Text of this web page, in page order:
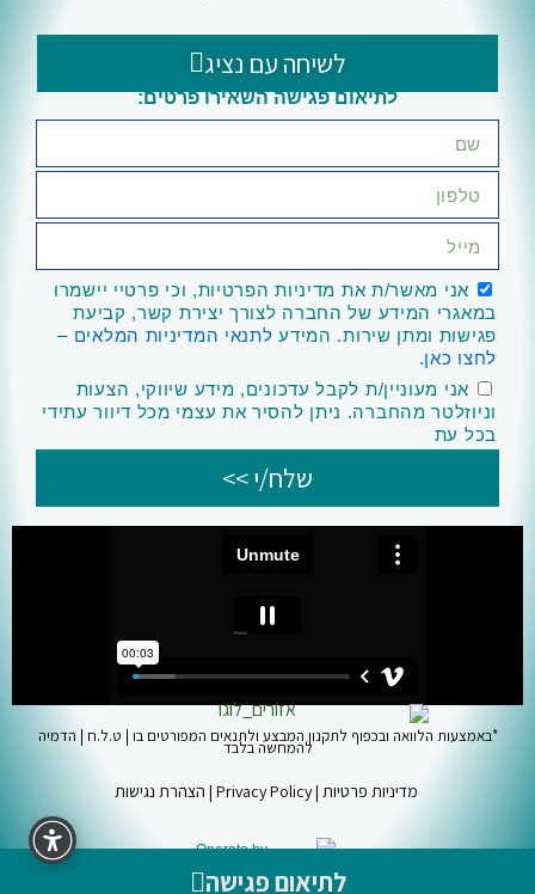
לשיחה עם נציג
לתיאום פגישה
לתיאום פגישה השאירו פרטים:
name
phone
email
privacy
policyאני מאשר/ת את מדיניות הפרטיות, וכי פרטיי יישמרו
במאגרי המידע של החברה לצורך יצירת קשר, קביעת
פגישות ומתן שירות. המידע לתנאי המדיניות המלאים –
לחצו כאן.
divur אני מעוניין/ת לקבל עדכונים, מידע שיווקי, הצעות
וניוזלטר מהחברה. ניתן להסיר את עצמי מכל דיוור עתידי
בכל עת
שלח/י >>
*באמצעות הלוואה ובכפוף לתקנון המבצע ולתנאים המפורטים בו | ט.ל.ח | הדמיה
להמחשה בלבד
מדיניות פרטיות | Privacy Policy | הצהרת נגישות
Operate by